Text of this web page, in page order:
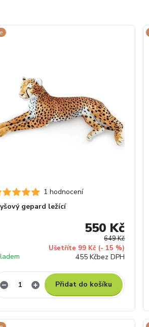
1 hodnocení
gepard ležící
649 Kč
Ušetříte 99 Kč (- 15 %)
550 Kč
455 Kčbez DPH
Přidat do košíku